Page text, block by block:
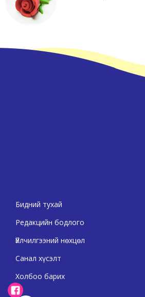
Бидний тухай
Редакцийн бодлого
Үйлчилгээний нөхцөл
Санал хүсэлт
Холбоо барих